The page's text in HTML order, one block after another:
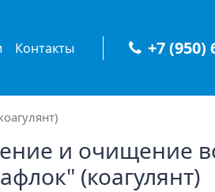
Контакты +7 (950)
и очищение
(коагулянт)